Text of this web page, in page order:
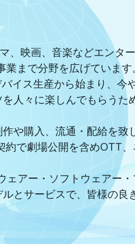
、映画、音楽などエンタ
まで分野を広げています。
イス生産から始まり、今
人々に楽しんでもらうた
や購入、流通・配給を致
で劇場公開を含めOTT
アー・ソフトウェアー・
とサービスで、皆様の良